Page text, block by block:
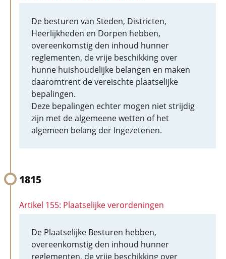
De besturen van Steden, Districten,
Heerlijkheden en Dorpen hebben,
overeenkomstig den inhoud hunner
reglementen, de vrije beschikking over
hunne huishoudelijke belangen en maken
daaromtrent de vereischte plaatselijke
bepalingen.
Deze bepalingen echter mogen niet strijdig
zijn met de algemeene wetten of het
algemeen belang der Ingezetenen.
1815
Artikel 155: Plaatselijke verordeningen
De Plaatselijke Besturen hebben,
overeenkomstig den inhoud hunner
reglementen, de vrije beschikking over